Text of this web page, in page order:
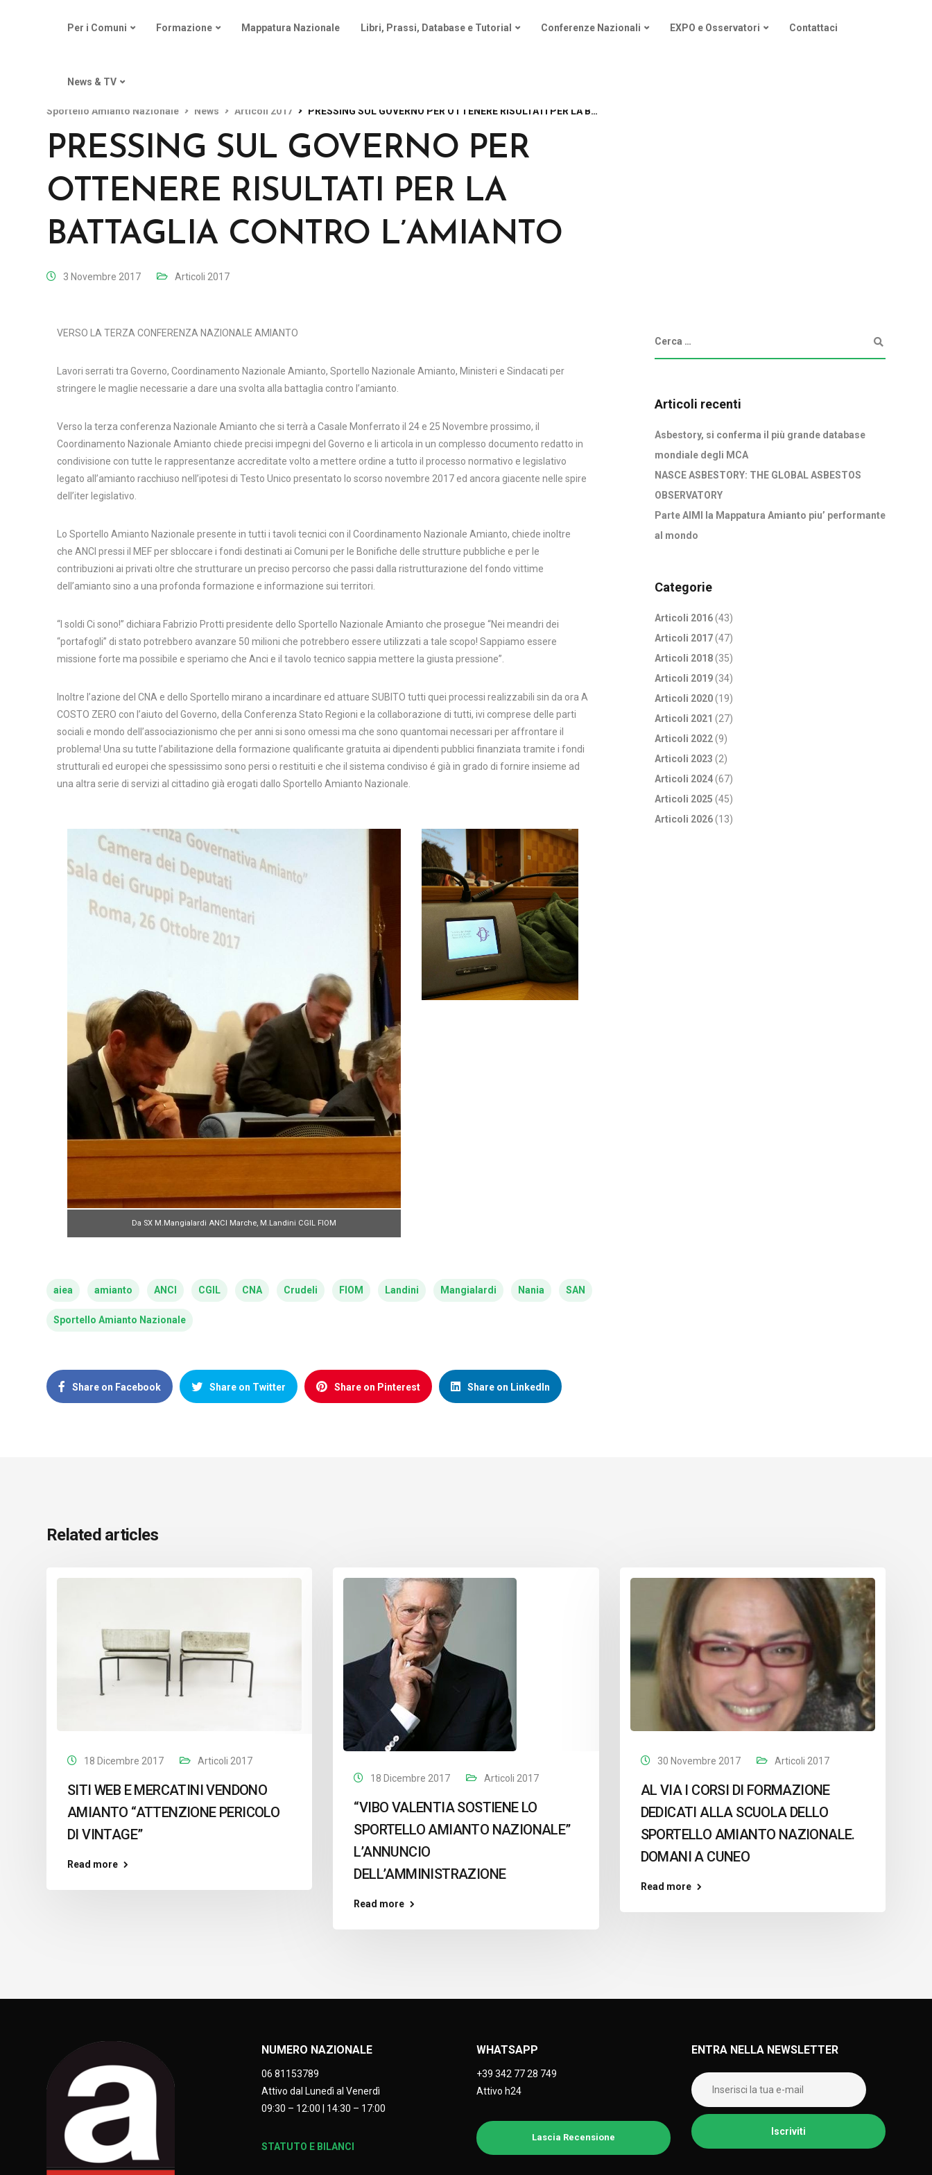
Per i Comuni Formazione Mappatura Nazionale Libri, Prassi, Database e Tutorial Conferenze Nazionali EXPO e Osservatori Contattaci
News & TV
Sportello Amianto Nazionale News Articoli 2017 PRESSING SUL GOVERNO PER OTTENERE RISULTATI PER LA BATTAGLIA CONTRO L’AMIANTO
PRESSING SUL GOVERNO PER
OTTENERE RISULTATI PER LA
BATTAGLIA CONTRO L’AMIANTO
3 Novembre 2017 Articoli 2017
VERSO LA TERZA CONFERENZA NAZIONALE AMIANTO
Lavori serrati tra Governo, Coordinamento Nazionale Amianto, Sportello Nazionale Amianto, Ministeri e Sindacati per
stringere le maglie necessarie a dare una svolta alla battaglia contro l’amianto.
Verso la terza conferenza Nazionale Amianto che si terrà a Casale Monferrato il 24 e 25 Novembre prossimo, il
Coordinamento Nazionale Amianto chiede precisi impegni del Governo e li articola in un complesso documento redatto in
condivisione con tutte le rappresentanze accreditate volto a mettere ordine a tutto il processo normativo e legislativo
legato all’amianto racchiuso nell’ipotesi di Testo Unico presentato lo scorso novembre 2017 ed ancora giacente nelle spire
dell’iter legislativo.
Lo Sportello Amianto Nazionale presente in tutti i tavoli tecnici con il Coordinamento Nazionale Amianto, chiede inoltre
che ANCI pressi il MEF per sbloccare i fondi destinati ai Comuni per le Bonifiche delle strutture pubbliche e per le
contribuzioni ai privati oltre che strutturare un preciso percorso che passi dalla ristrutturazione del fondo vittime
dell’amianto sino a una profonda formazione e informazione sui territori.
“I soldi Ci sono!” dichiara Fabrizio Protti presidente dello Sportello Nazionale Amianto che prosegue “Nei meandri dei
“portafogli” di stato potrebbero avanzare 50 milioni che potrebbero essere utilizzati a tale scopo! Sappiamo essere
missione forte ma possibile e speriamo che Anci e il tavolo tecnico sappia mettere la giusta pressione”.
Inoltre l’azione del CNA e dello Sportello mirano a incardinare ed attuare SUBITO tutti quei processi realizzabili sin da ora A
COSTO ZERO con l’aiuto del Governo, della Conferenza Stato Regioni e la collaborazione di tutti, ivi comprese delle parti
sociali e mondo dell’associazionismo che per anni si sono omessi ma che sono quantomai necessari per affrontare il
problema! Una su tutte l’abilitazione della formazione qualificante gratuita ai dipendenti pubblici finanziata tramite i fondi
strutturali ed europei che spessissimo sono persi o restituiti e che il sistema condiviso é già in grado di fornire insieme ad
una altra serie di servizi al cittadino già erogati dallo Sportello Amianto Nazionale.
Da SX M.Mangialardi ANCI Marche, M.Landini CGIL FIOM
aiea amianto ANCI CGIL CNA Crudeli FIOM Landini Mangialardi Nania SAN
Sportello Amianto Nazionale
Share on Facebook Share on Twitter Share on Pinterest Share on LinkedIn
Articoli recenti
Asbestory, si conferma il più grande database
mondiale degli MCA
NASCE ASBESTORY: THE GLOBAL ASBESTOS
OBSERVATORY
Parte AIMI la Mappatura Amianto piu’ performante
al mondo
Categorie
Articoli 2016(43)
Articoli 2017(47)
Articoli 2018(35)
Articoli 2019(34)
Articoli 2020(19)
Articoli 2021 (27)
Articoli 2022(9)
Articoli 2023 (2)
Articoli 2024(67)
Articoli 2025 (45)
Articoli 2026(13)
Related articles
18 Dicembre 2017 Articoli 2017
SITI WEB E MERCATINI VENDONO
AMIANTO “ATTENZIONE PERICOLO
DI VINTAGE”
Read more
18 Dicembre 2017 Articoli 2017
“VIBO VALENTIA SOSTIENE LO
SPORTELLO AMIANTO NAZIONALE”
L’ANNUNCIO
DELL’AMMINISTRAZIONE
Read more
30 Novembre 2017 Articoli 2017
AL VIA I CORSI DI FORMAZIONE
DEDICATI ALLA SCUOLA DELLO
SPORTELLO AMIANTO NAZIONALE.
DOMANI A CUNEO
Read more
NUMERO NAZIONALE
06 81153789
Attivo dal Lunedì al Venerdì
09:30 – 12:00 | 14:30 – 17:00
STATUTO E BILANCI
WHATSAPP
+39 342 77 28 749
Attivo h24
Lascia Recensione
ENTRA NELLA NEWSLETTER